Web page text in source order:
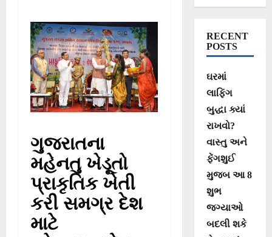
રાજ્યપાલશ્રી
આચાર્ય દેવવ્રતજી
ગુજરાતના
મહેનતુ ખેડૂતો
પ્રાકૃતિક ખેતી
કરી સમગ્ર દેશ
માટે
RECENT
POSTS
ઘરમાં
લાફિંગ
બુદ્ધા ક્યાં
રાખવો?
વાસ્તુ અને
ફેંગશુઈ
મુજબ આ 8
શુભ
જગ્યાઓ
બદલી શકે